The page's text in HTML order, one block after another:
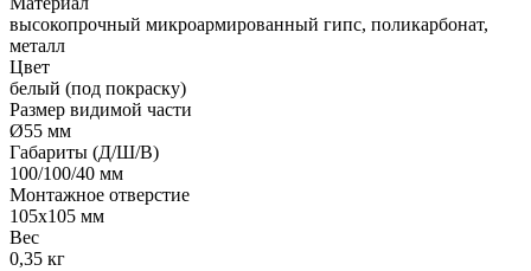
высокопрочный микроармированный гипс, поликарбонат,
металл
Цвет
белый (под покраску)
Размер видимой части
Ø55 мм
Габариты (Д/Ш/В)
100/100/40 мм
Монтажное отверстие
105x105 мм
Вес
0,35 кг